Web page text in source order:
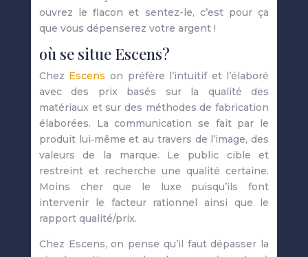
ouvrez le flacon et sentez-le, c’est pour ça
que vous dépenserez votre argent !
où se situe Escens?
Chez Escens on préfère l’intuitif et l’élaboré
avec des prix basés sur la qualité des
matériaux et sur des méthodes de fabrication
élaborées. La communication se fait par le
produit lui‐même et au travers de l’image, des
valeurs de la marque. Le public cible et
restreint et recherche une qualité certaine.
Moins cher que le luxe puisqu’ils font
intervenir le facteur rationnel ainsi que le
rapport qualité/prix.
Chez Escens, on pense qu’il faut dépasser la